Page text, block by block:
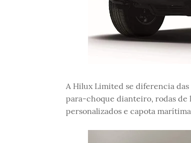
A Hilux Limited se diferencia
para-choque dianteiro, rodas de
personalizados e capota